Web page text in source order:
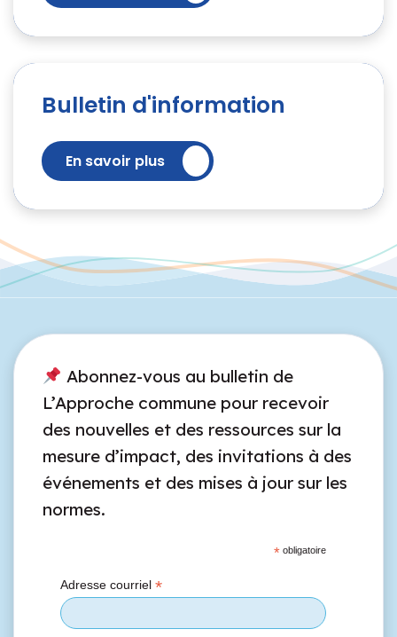
Bulletin d'information
En savoir plus
Abonnez-vous au bulletin de
L’Approche commune pour recevoir
des nouvelles et des ressources sur la
mesure d’impact, des invitations à des
événements et des mises à jour sur les
normes.
*obligatoire
Adresse courriel *